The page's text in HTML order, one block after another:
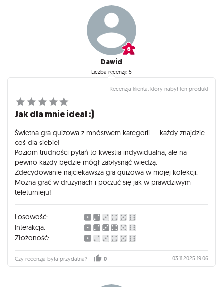
Dawid
Liczba recenzji: 5
Recenzja klienta, który nabył ten produkt
Jak dla mnie ideał :)
Świetna gra quizowa z mnóstwem kategorii — każdy znajdzie
coś dla siebie!
Poziom trudności pytań to kwestia indywidualna, ale na
pewno każdy będzie mógł zabłysnąć wiedzą.
Zdecydowanie najciekawsza gra quizowa w mojej kolekcji.
Można grać w drużynach i poczuć się jak w prawdziwym
teleturnieju!
Losowość:
Interakcja:
Złożoność:
Czy recenzja była przydatna? 0 03.11.2025 19:06